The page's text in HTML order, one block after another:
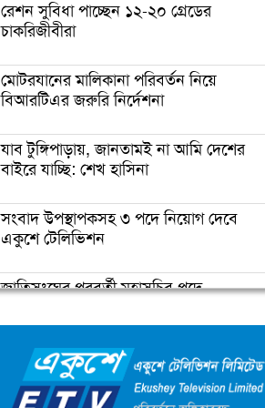
সঙ্গে চুক্তি স্বাক্ষর
মার্কেট এখন ৪০০ কোটি টাকা: সিইও
(ভিডিও)
এগিয়ে চলছে পতেঙ্গা টার্মিনালের কাজ
(ভিডিও)
পাকিস্তানের চেয়ে সব সূচকেই এগিয়ে
রেশন সুবিধা পাচ্ছেন ১২-২০ গ্রেডের
চাকরিজীবীরা
মোটরযানের মালিকানা পরিবর্তন নিয়ে
বিআরটিএর জরুরি নির্দেশনা
যাব টুঙ্গিপাড়ায়, জানতামই না আমি দেশের
বাইরে যাচ্ছি: শেখ হাসিনা
সংবাদ উপস্থাপকসহ ৩ পদে নিয়োগ দেবে
একুশে টেলিভিশন
জাতিসংঘের পরবর্তী মহাসচিব পদে
ক্যাম্পাস অ্যাম্বাসেডর নিয়োগ দিচ্ছে একুশে
টেলিভিশন